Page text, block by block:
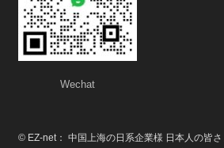
Wechat
©EZ-net： 中国上海の日系企業様 日本人の皆